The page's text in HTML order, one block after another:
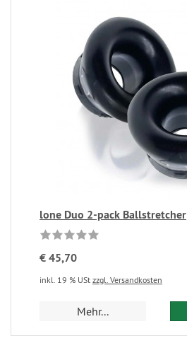
lone Duo 2-pack Ballstretcher
€ 45,70
inkl. 19 % USt zzgl. Versandkosten
Mehr...